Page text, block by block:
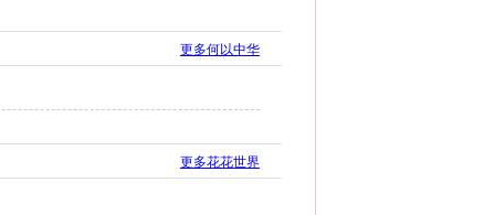
更多何以中华
更多花花世界